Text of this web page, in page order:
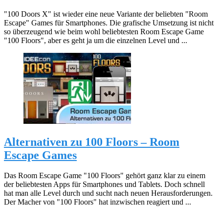
"100 Doors X" ist wieder eine neue Variante der beliebten "Room
Escape" Games für Smartphones. Die grafische Umsetzung ist nicht
so überzeugend wie beim wohl beliebtesten Room Escape Game
"100 Floors", aber es geht ja um die einzelnen Level und ...
Alternativen zu 100 Floors – Room
Escape Games
Das Room Escape Game "100 Floors" gehört ganz klar zu einem
der beliebtesten Apps für Smartphones und Tablets. Doch schnell
hat man alle Level durch und sucht nach neuen Herausforderungen.
Der Macher von "100 Floors" hat inzwischen reagiert und ...